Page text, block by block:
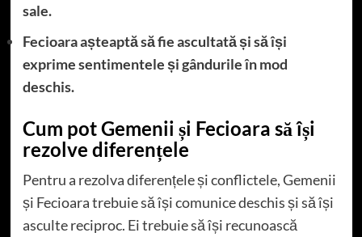
sale.
Fecioara așteaptă să fie ascultată și să își
exprime sentimentele și gândurile în mod
deschis.
Cum pot Gemenii și Fecioara să își
rezolve diferențele
Pentru a rezolva diferențele și conflictele, Gemenii
și Fecioara trebuie să își comunice deschis și să își
asculte reciproc. Ei trebuie să își recunoască